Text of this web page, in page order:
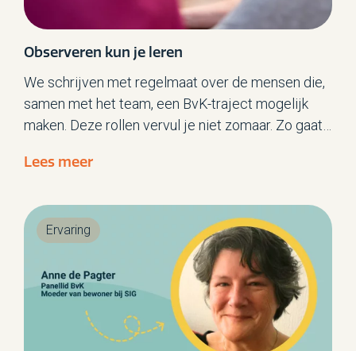
Observeren kun je leren
We schrijven met regelmaat over de mensen die,
samen met het team, een BvK-traject mogelijk
maken. Deze rollen vervul je niet zomaar. Zo gaat
intensief oefenen en reflecteren vooraf.
opleiding voor observator.
Lees meer
Ervaring